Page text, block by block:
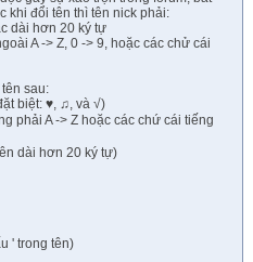
khi đổi tên thì tên nick phải:
dài hơn 20 ký tự
A -> Z, 0 -> 9, hoặc các chử cái
sau:
biệt: ♥, ♫, và √)
phải A -> Z hoặc các chứ cái tiếng
dài hơn 20 ký tự)
' trong tên)